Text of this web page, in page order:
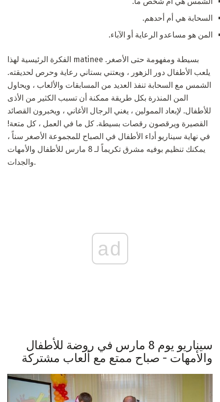
السحابة هي أم أحدهم.
المن هو مساعدو الرعاية أو الآباء.
الفكرة الرئيسية لهذا matinee بسيطة ومفهومة حتى الأصغر.
يلعب الأطفال دور الزهور ، ويعتني بستاني رعاية وحرص لحديقته.
الشمس مع السحابة تنفذ العديد من المسابقات والألعاب ، ويحاول
المن المنذرة بكل طريقة ممكنة أن تسبب الكثير من الأذى
للأطفال. لإبعاد الممولين ، يغني الرجال الأغاني ، ويخبرون القصائد
القصيرة ويرقصون رقصات بسيطة. كل ما في العمل ، كل متعة!
في نهاية سيناريو أداء الأطفال في الصباح للمجموعة الأصغر سناً ،
يمكنك تنظيم بوفيه مشرق تكريماً لـ 8 مارس للأطفال والأمهات
والجدات.
ad
سيناريو يوم 8 مارس في روضة للأطفال
والأمهات - صباح ممتع مع ألعاب مشتركة